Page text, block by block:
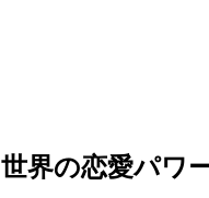
世界の恋愛パワ